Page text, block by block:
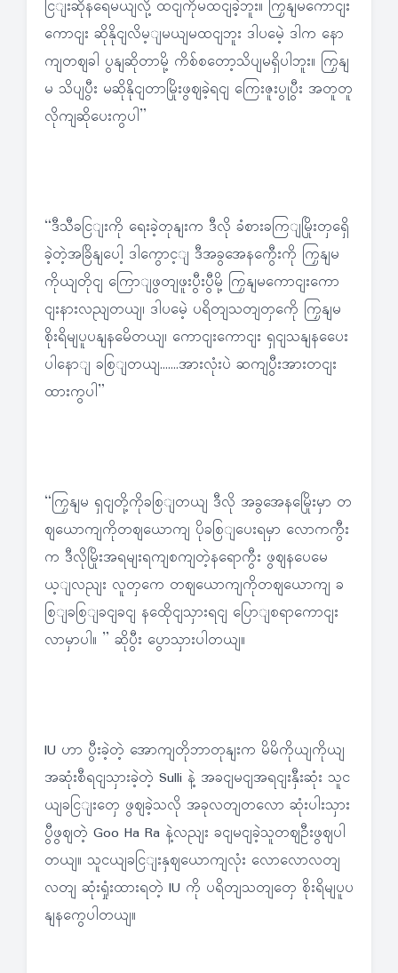
ငြျးဆိုနရေမယျလို့ ထငျကိုမထငျခဲ့ဘူး။ ကြှနျမကောငျး
ကောငျး ဆိုနိုငျလိမ့ျမယျမထငျဘူး ဒါပမေဲ့ ဒါက နော
ကျတဈခါ ပွနျဆိုတာမို့ ကိစ်စတော့သိပျမရှိပါဘူး။ ကြှနျ
မ သိပျပွီး မဆိုနိုငျတာမြိုးဖွဈခဲ့ရငျ ကြေးဇူးပွုပွီး အတူတူ
လိုကျဆိုပေးကွပါ”
“ဒီသီခငြျးကို ရေးခဲ့တုနျးက ဒီလို ခံစားခကြျမြိုးတှရှေိ
ခဲ့တဲ့အခြိနျပေါ့ ဒါကွောင့ျ ဒီအခွအေနကွေီးကို ကြှနျမ
ကိုယျတိုငျ ကြောျဖွတျဖူးပွီးပွီမို့ ကြှနျမကောငျးကော
ငျးနားလညျတယျ၊ ဒါပမေဲ့ ပရိတျသတျတှကေို ကြှနျမ
စိုးရိမျပူပနျနမေိတယျ၊ ကောငျးကောငျး ရှငျသနျနပေေး
ပါနောျ ခစြျတယျ…….အားလုံးပဲ ဆကျပွီးအားတငျး
ထားကွပါ”
“ကြှနျမ ရှငျတို့ကိုခစြျတယျ ဒီလို အခွအေနမြေိုးမှာ တ
ဈယောကျကိုတဈယောကျ ပိုခစြျပေးရမှာ လောကကွီး
က ဒီလိုမြိုးအရမျးရကျစကျတဲ့နရောကွီး ဖွဈနပေမေ
ယ့ျလညျး လူတှကေ တဈယောကျကိုတဈယောကျ ခ
စြျခစြျခငျခငျ နထေိုငျသှားရငျ ပြောျစရာကောငျး
လာမှာပါ။ ” ဆိုပွီး ပွောသှားပါတယျ။
IU ဟာ ပွီးခဲ့တဲ့ အောကျတိုဘာတုနျးက မိမိကိုယျကိုယျ
အဆုံးစီရငျသှားခဲ့တဲ့ Sulli နဲ့ အခငျမငျအရငျးနှီးဆုံး သူင
ယျခငြျးတှေ ဖွဈခဲ့သလို အခုလတျတလော ဆုံးပါးသှား
ပွီဖွဈတဲ့ Goo Ha Ra နဲ့လညျး ခငျမငျခဲ့သူတဈဦးဖွဈပါ
တယျ။ သူငယျခငြျးနှဈယောကျလုံး လောလောလတျ
လတျ ဆုံးရှုံးထားရတဲ့ IU ကို ပရိတျသတျတှေ စိုးရိမျပူပ
နျနကွေပါတယျ။